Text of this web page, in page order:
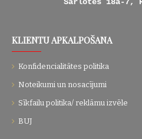
KLIENTU APKALPOŠANA
Konfidencialitātes politika
Noteikumi un nosacījumi
Sīkfailu politika/ reklāmu izvēle
BUJ